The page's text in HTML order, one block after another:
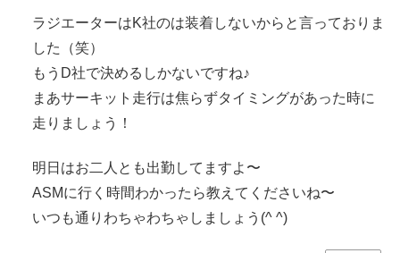
ラジエーターはK社のは装着しないからと言っておりま
した（笑）
もうD社で決めるしかないですね♪
まあサーキット走行は焦らずタイミングがあった時に
走りましょう！
明日はお二人とも出勤してますよ〜
ASMに行く時間わかったら教えてくださいね〜
いつも通りわちゃわちゃしましょう(^ ^)